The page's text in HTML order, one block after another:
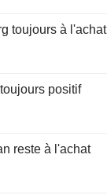
toujours à l'achat
positif
reste à l'achat